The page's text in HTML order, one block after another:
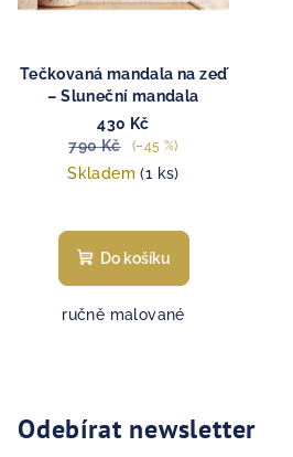
Tečkovaná mandala na zeď
– Sluneční mandala
430 Kč
790 Kč
(–45 %)
Skladem(1 ks)
Do košíku
ručně malované
Odebírat newsletter